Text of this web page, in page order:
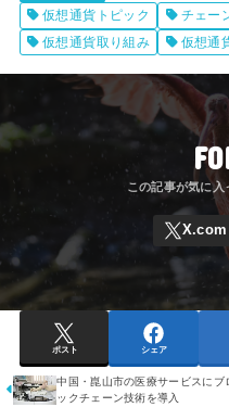
仮想通貨トピック
チェー
仮想通貨取り組み
仮想通
ポスト シェア
中国・崑山市の医療サービスにブ
ックチェーン技術を導入